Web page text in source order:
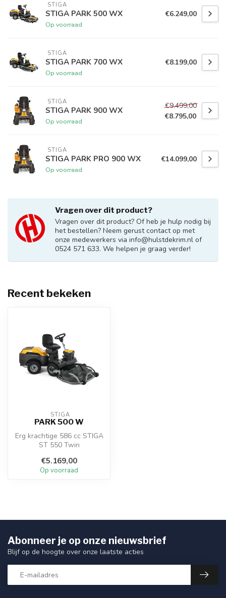
STIGA
STIGA PARK 500 WX
Op voorraad
€6.249,00
STIGA
STIGA PARK 700 WX
Op voorraad
€8.199,00
STIGA
STIGA PARK 900 WX
Op voorraad
€9.499,00
€8.795,00
STIGA
STIGA PARK PRO 900 WX
Op voorraad
€14.099,00
Vragen over dit product?
Vragen over dit product? Of heb je hulp nodig bij
het bestellen? Neem gerust contact op met
onze medewerkers via info@hulstdekrim.nl of
0524 571 633. We helpen je graag verder!
Recent bekeken
STIGA
PARK 500 W
Erg krachtige 586 cc STIGA
ST 550 Twin
Compacte zijconsole me...
€5.169,00
Op voorraad
Abonneer je op onze nieuwsbrief
Blijf op de hoogte over onze laatste acties